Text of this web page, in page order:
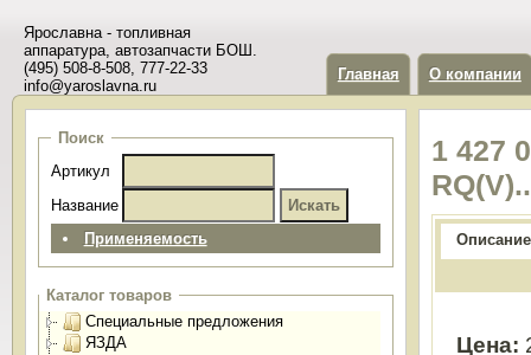
Ярославна - топливная
аппаратура, автозапчасти БОШ.
(495) 508-8-508, 777-22-33
info@yaroslavna.ru
Главная О компании
Поиск
Артикул
Название
Применяемость
Каталог товаров
Специальные предложения
ЯЗДА
1 427
Описание
Цена: